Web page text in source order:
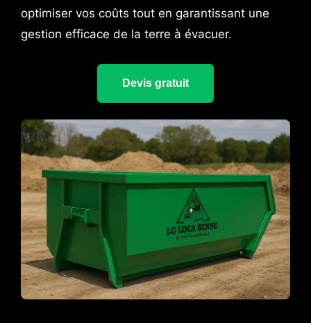
optimiser vos coûts tout en garantissant une
gestion efficace de la terre à évacuer.
Devis gratuit